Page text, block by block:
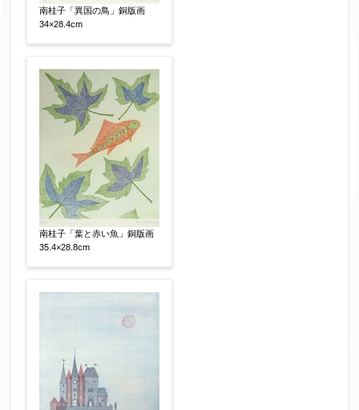
南桂子「異国の鳥」銅版画
34×28.4cm
南桂子「葉と赤い魚」銅版画
35.4×28.8cm